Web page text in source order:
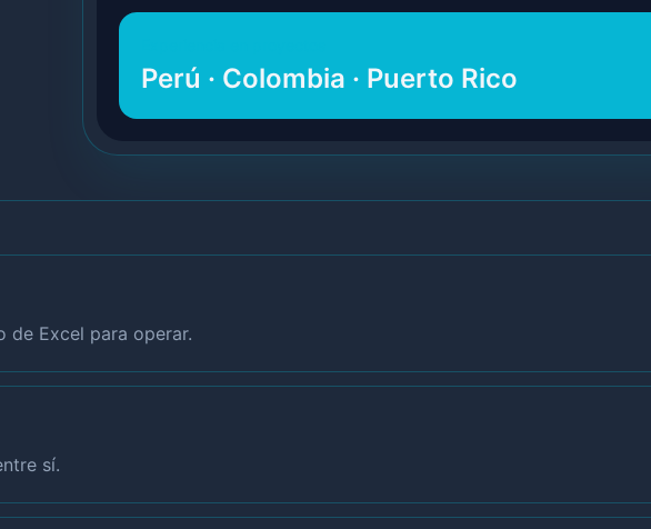
Perú · Colombia · Puerto Rico
de Excel para operar.
sí.